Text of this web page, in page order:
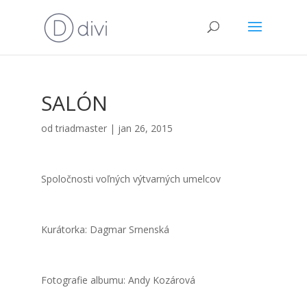
SALÓN
odtriadmaster| jan 26, 2015
Spo­loč­nos­ti voľ­ných výtvar­ných umel­cov
Kurá­tor­ka: Dag­mar Srnen­ská
Foto­gra­fie albu­mu: Andy Kozá­ro­vá